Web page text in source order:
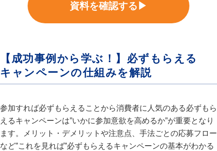
資料を確認する▶
【成功事例から学ぶ！】必ずもらえる
キャンペーンの仕組みを解説
参加すれば必ずもらえることから消費者に人気のある必ずもら
えるキャンペーンは”いかに参加意欲を高めるか”が重要となり
ます。メリット・デメリットや注意点、手法ごとの応募フロー
など”これを見れば”必ずもらえるキャンペーンの基本がわかる